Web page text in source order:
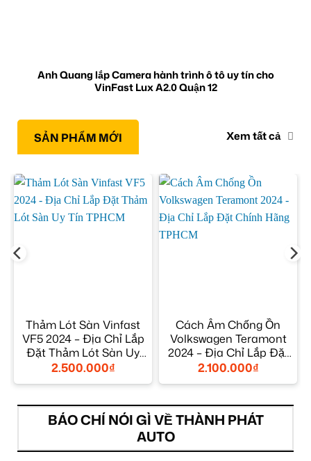
Anh Quang lắp Camera hành trình ô tô uy tín cho
VinFast Lux A2.0 Quận 12
SẢN PHẨM MỚI Xem tất cả
Thảm Lót Sàn Vinfast
VF5 2024 – Địa Chỉ Lắp
Đặt Thảm Lót Sàn Uy
Tín TPHCM
2.500.000₫
Cách Âm Chống Ồn
Volkswagen Teramont
2024 – Địa Chỉ Lắp Đặt
Chính Hãng TPHCM
2.100.000₫
BÁO CHÍ NÓI GÌ VỀ THÀNH PHÁT
AUTO